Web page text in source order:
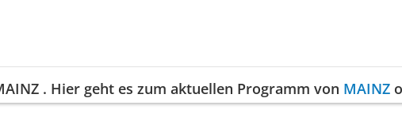
. Hier geht es zum aktuellen Programm von MAINZ